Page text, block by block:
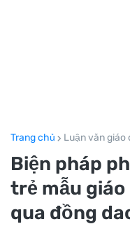
Trang chủ Luận văn giáo
Biện pháp
trẻ mẫu
qua đồng